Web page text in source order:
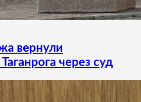
вернули
через суд